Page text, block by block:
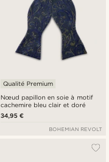
Nœud papillon en soie à motif
cachemire bleu clair et doré
Qualité Premium
34,95 €
BOHEMIAN REVOLT